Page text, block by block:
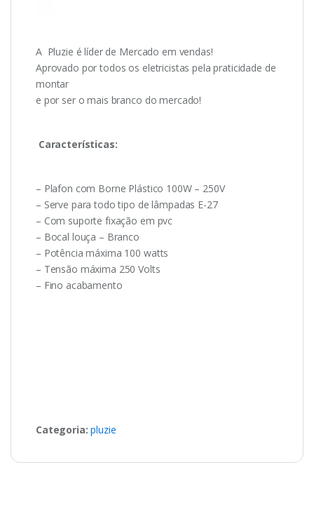
A Pluzie é líder de Mercado em vendas!
Aprovado por todos os eletricistas pela praticidade de
montar
e por ser o mais branco do mercado!
Características:
– Plafon com Borne Plástico 100W – 250V
– Serve para todo tipo de lâmpadas E-27
– Com suporte fixação em pvc
– Bocal louça – Branco
– Potência máxima 100 watts
– Tensão máxima 250 Volts
– Fino acabamento
Categoria:pluzie